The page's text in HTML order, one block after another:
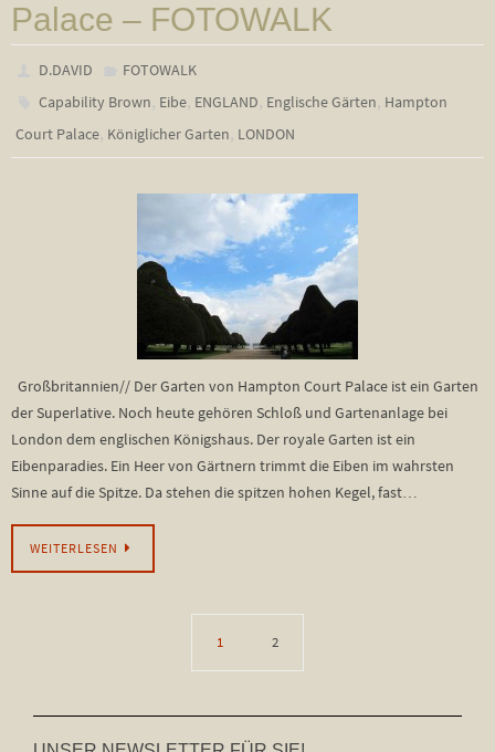
Palace – FOTOWALK
D.DAVID
FOTOWALK
Capability Brown, Eibe, ENGLAND, Englische Gärten, Hampton
Court Palace, Königlicher Garten, LONDON
Großbritannien// Der Garten von Hampton Court Palace ist ein Garten
der Superlative. Noch heute gehören Schloß und Gartenanlage bei
London dem englischen Königshaus. Der royale Garten ist ein
Eibenparadies. Ein Heer von Gärtnern trimmt die Eiben im wahrsten
Sinne auf die Spitze. Da stehen die spitzen hohen Kegel, fast…
WEITERLESEN
1 2